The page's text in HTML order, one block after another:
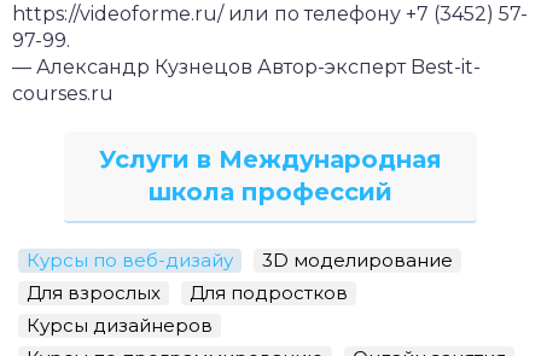
https://videoforme.ru/ или по телефону +7 (3452) 57-
97-99.
— Александр Кузнецов Автор-эксперт Best-it-
courses.ru
Услуги в Международная
школа профессий
Курсы по веб-дизайу
3D моделирование
Для взрослых
Для подростков
Курсы дизайнеров